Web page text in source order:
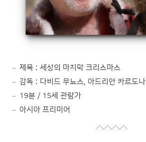
제목 : 세상의 마지막 크리스마스
감독 : 다비드 무뇨스, 아드리안 카르도나
19분 / 15세 관람가
아시아 프리미어